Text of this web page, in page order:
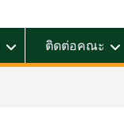
ติดต่อคณะ